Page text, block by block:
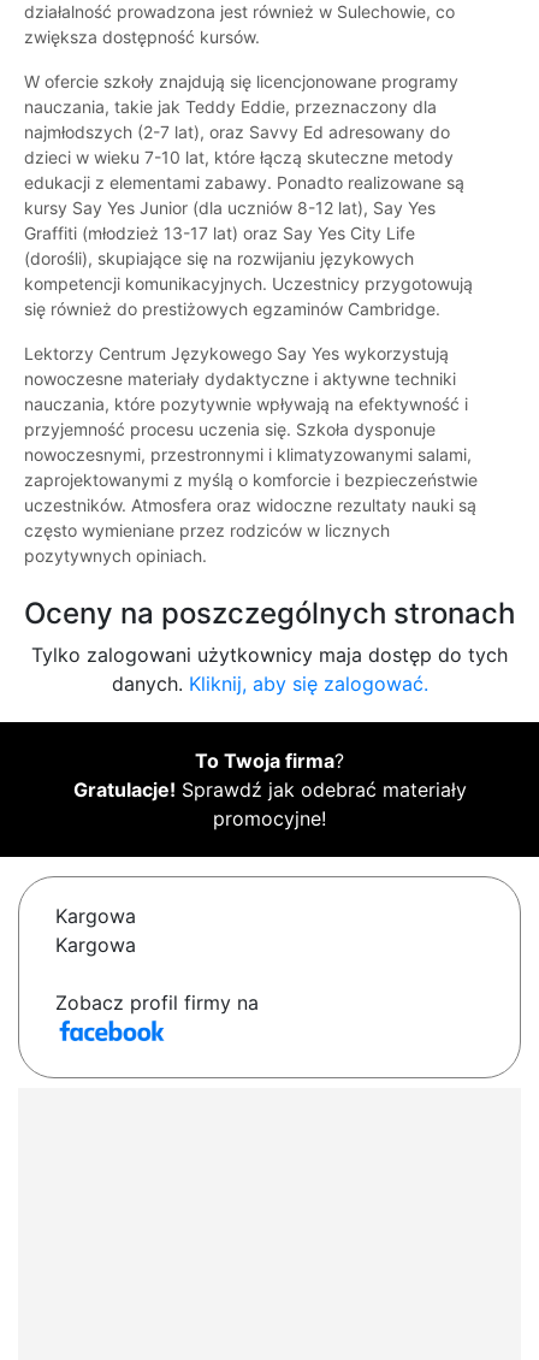
działalność prowadzona jest również w Sulechowie, co
zwiększa dostępność kursów.
W ofercie szkoły znajdują się licencjonowane programy
nauczania, takie jak Teddy Eddie, przeznaczony dla
najmłodszych (2-7 lat), oraz Savvy Ed adresowany do
dzieci w wieku 7-10 lat, które łączą skuteczne metody
edukacji z elementami zabawy. Ponadto realizowane są
kursy Say Yes Junior (dla uczniów 8-12 lat), Say Yes
Graffiti (młodzież 13-17 lat) oraz Say Yes City Life
(dorośli), skupiające się na rozwijaniu językowych
kompetencji komunikacyjnych. Uczestnicy przygotowują
się również do prestiżowych egzaminów Cambridge.
Lektorzy Centrum Językowego Say Yes wykorzystują
nowoczesne materiały dydaktyczne i aktywne techniki
nauczania, które pozytywnie wpływają na efektywność i
przyjemność procesu uczenia się. Szkoła dysponuje
nowoczesnymi, przestronnymi i klimatyzowanymi salami,
zaprojektowanymi z myślą o komforcie i bezpieczeństwie
uczestników. Atmosfera oraz widoczne rezultaty nauki są
często wymieniane przez rodziców w licznych
pozytywnych opiniach.
Oceny na poszczególnych stronach
Tylko zalogowani użytkownicy maja dostęp do tych
danych. Kliknij, aby się zalogować.
To Twoja firma?
Gratulacje! Sprawdź jak odebrać materiały
promocyjne!
Kargowa
Kargowa
Zobacz profil firmy na